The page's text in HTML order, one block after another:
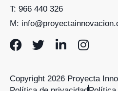
T: 966 440 326
M:
Copyright 2026 Proyecta